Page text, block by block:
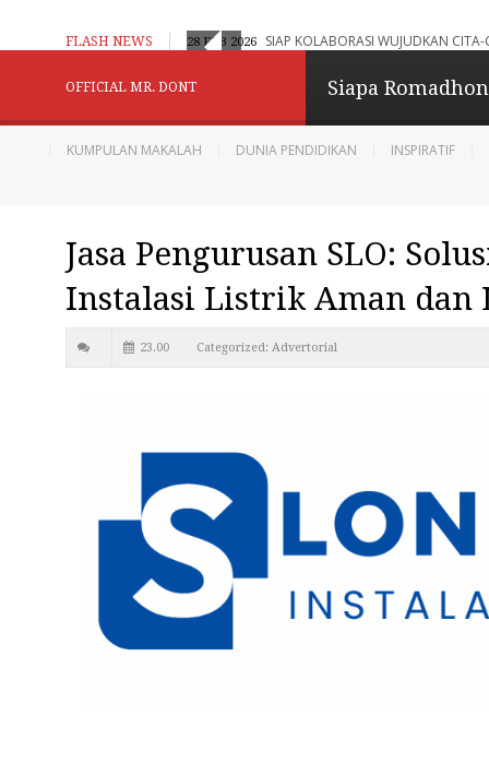
FLASH NEWS
Adaptif, Humanistik dan Berbasis Digital
28 FEB 2026 SIAP KOLABORASI WUJUDKAN
Konselor Kita -
Menginspirasi
Berbagi dan Menginpirasi
OFFICIAL MR. DONT Siapa
KUMPULAN MAKALAH DUNIA PENDIDIKAN INSPIRATIF
Jasa Pengurusan SLO:
Instalasi Listrik Aman dan
23.00 Categorized: Advertorial